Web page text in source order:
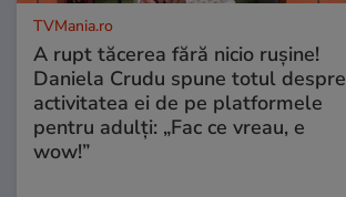
TVMania.ro
A rupt tăcerea fără nicio rușine!
Daniela Crudu spune totul despre
activitatea ei de pe platformele
pentru adulți: „Fac ce vreau, e
wow!”